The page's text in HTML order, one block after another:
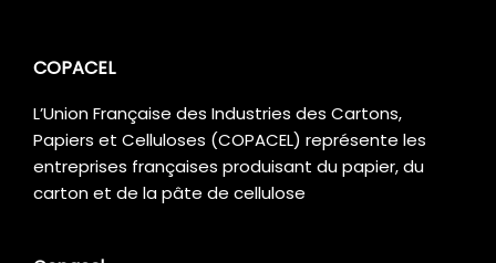
COPACEL
L’Union Française des Industries des Cartons,
Papiers et Celluloses (COPACEL) représente les
entreprises françaises produisant du papier, du
carton et de la pâte de cellulose